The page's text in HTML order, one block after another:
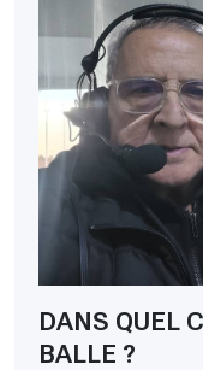
DANS QUEL
BALLE ?